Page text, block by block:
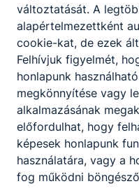
változtatását. A
alapértelmezettként
cookie-kat, de ezek
Felhívjuk figyelmét,
honlapunk
megkönnyítése vagy
alkalmazásának
előfordulhat, hogy
képesek honlapunk
használatára, vagy a
fog működni